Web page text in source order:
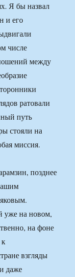
Я бы назвал
и его
числе
между
ратовали
путь
стояли на
миссия.
позднее
уже на новом,
на фоне
взгляды
даже